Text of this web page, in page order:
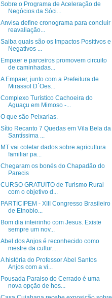
Sobre o Programa de Aceleração de
Negócios da Sóci...
Anvisa define cronograma para concluir
reavaliação...
Saiba quais são os Impactos Positivos e
Negativos ...
Empaer e parceiros promovem circuito
de caminhadas...
A Empaer, junto com a Prefeitura de
Mirassol D´Oes...
Complexo Turístico Cachoeira do
Aguaçu em Mimoso -...
O que são Peixarias.
Sítio Recanto 7 Quedas em Vila Bela da
Santíssima ...
MT vai coletar dados sobre agricultura
familiar pa...
Chegaram os bonés do Chapadão do
Parecis
CURSO GRATUITO de Turismo Rural
com o objetivo d...
PARTICIPEM - XIII Congresso Brasileiro
de Etnobio...
Bom dia inteirinho com Jesus. Existe
sempre um nov...
Abel dos Anjos é reconhecido como
mestre da cultur...
A história do Professor Abel Santos
Anjos com a vi...
Pousada Paraiso do Cerrado é uma
nova opção de hos...